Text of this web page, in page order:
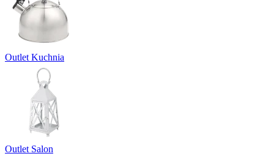
Outlet Kuchnia
Outlet Salon